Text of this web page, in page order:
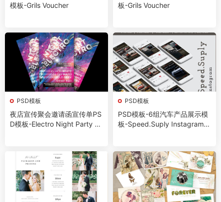
模板-Grils Voucher
板-Grils Voucher
PSD模板
夜店宣传聚会邀请函宣传单PS
D模板-Electro Night Party Fl
PSD模板
PSD模板-6组汽车产品展示模
板-Speed.Suply Instagram V